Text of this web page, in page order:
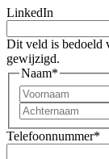
LinkedIn
Dit veld is bedoeld
gewijzigd.
Naam*
Telefoonnummer*